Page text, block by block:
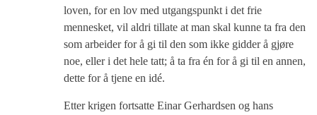
loven, for en lov med utgangspunkt i det frie
mennesket, vil aldri tillate at man skal kunne ta fra den
som arbeider for å gi til den som ikke gidder å gjøre
noe, eller i det hele tatt; å ta fra én for å gi til en annen,
dette for å tjene en idé.
Etter krigen fortsatte Einar Gerhardsen og hans